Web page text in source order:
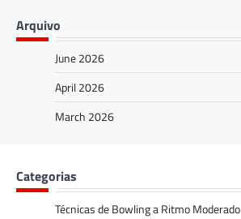
Arquivo
June 2026
April 2026
March 2026
Categorias
Técnicas de Bowling a Ritmo Moderado